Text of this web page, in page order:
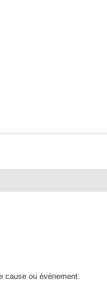
cause ou événement.